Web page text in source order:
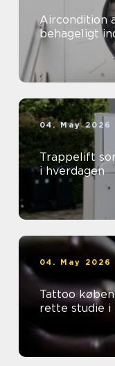
Aircondition aalborg
behageligt
04. May 2026
Trappelift
i hverdagen
04. May 2026
Tattoo københavn sådan
rette studie i